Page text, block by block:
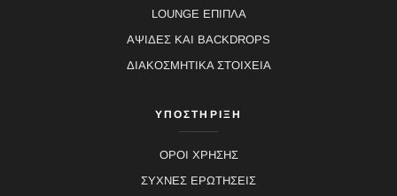
LOUNGE ΕΠΙΠΛΑ
ΑΨΙΔΕΣ ΚΑΙ BACKDROPS
ΔΙΑΚΟΣΜΗΤΙΚΑ ΣΤΟΙΧΕΙΑ
ΥΠΟΣΤΗΡΙΞΗ
ΟΡΟΙ ΧΡΗΣΗΣ
ΣΥΧΝΕΣ ΕΡΩΤΗΣΕΙΣ